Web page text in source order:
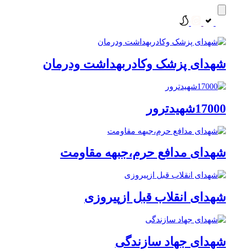
شهدای پزشک وکادربهداشت ودرمان
17000شهیدترور
شهدای مدافع حرم،جبهه مقاومت
شهدای انقلاب قبل ازپیروزی
شهدای جهاد سازندگی